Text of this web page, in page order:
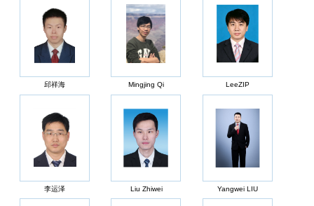
邱祥海 Mingjing Qi LeeZIP
李运泽 Liu Zhiwei Yangwei LIU